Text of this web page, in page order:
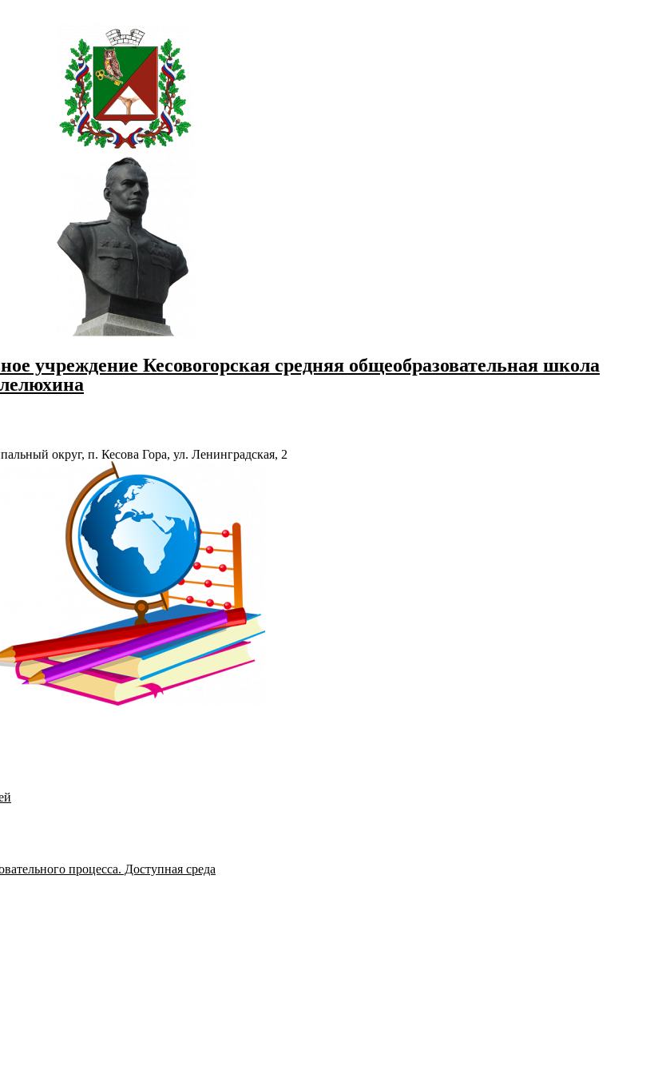
учреждение Кесовогорская средняя общеобразовательная школа
округ, п. Кесова Гора, ул. Ленинградская, 2
процесса. Доступная среда